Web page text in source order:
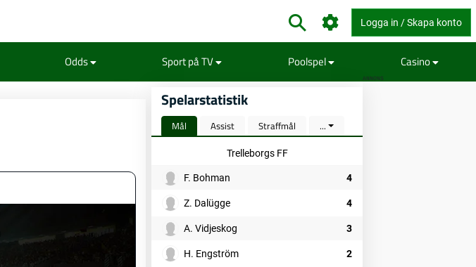
Logga in / Skapa konto
Odds Sport på TV Poolspel Casino
ANNONS
Spelarstatistik
Mål Assist Straffmål ...
Trelleborgs FF
F. Bohman 4
Z. Dalügge 4
A. Vidjeskog 3
H. Engström 2